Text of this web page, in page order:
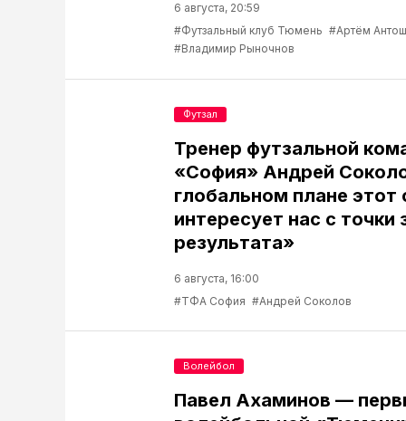
6 августа, 20:59
#Футзальный клуб Тюмень #Артём
#Владимир Рыночнов
Тренер футзальной
«София» Андрей
глобальном плане этот
интересует нас с точки
результата»
6 августа, 16:00
#ТФА София #Андрей Соколов
Футзал
Павел Ахаминов —
Волейбол